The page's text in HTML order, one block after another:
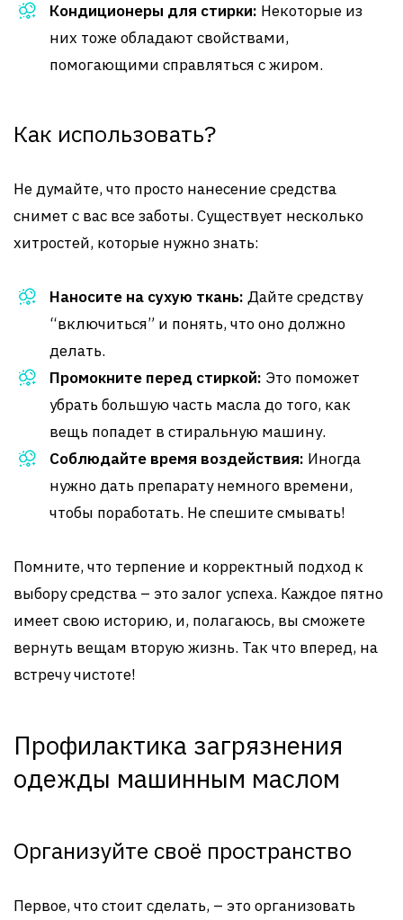
Кондиционеры для стирки: Некоторые из
них тоже обладают свойствами,
помогающими справляться с жиром.
Как использовать?
Не думайте, что просто нанесение средства
снимет с вас все заботы. Существует несколько
хитростей, которые нужно знать:
Наносите на сухую ткань: Дайте средству
“включиться” и понять, что оно должно
делать.
Промокните перед стиркой: Это поможет
убрать большую часть масла до того, как
вещь попадет в стиральную машину.
Соблюдайте время воздействия: Иногда
нужно дать препарату немного времени,
чтобы поработать. Не спешите смывать!
Помните, что терпение и корректный подход к
выбору средства – это залог успеха. Каждое пятно
имеет свою историю, и, полагаюсь, вы сможете
вернуть вещам вторую жизнь. Так что вперед, на
встречу чистоте!
Профилактика загрязнения
одежды машинным маслом
Организуйте своё пространство
Первое, что стоит сделать, – это организовать